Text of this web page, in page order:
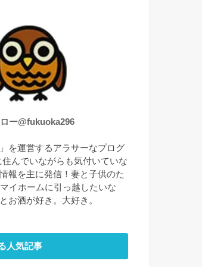
ー@fukuoka296
を運営するアラサーなプログ
んでいながらも気付いていな
報を主に発信！妻と子供のた
イホームに引っ越したいな
お酒が好き。大好き。
人気記事